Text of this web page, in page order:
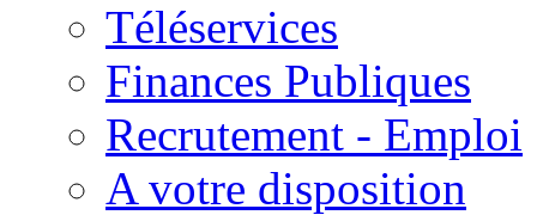
Téléservices
Finances Publiques
Recrutement - Emploi
A votre disposition